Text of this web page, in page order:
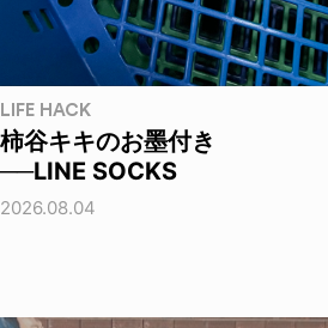
LIFE HACK
柿谷キキのお墨付き
──LINE SOCKS
2026.08.04